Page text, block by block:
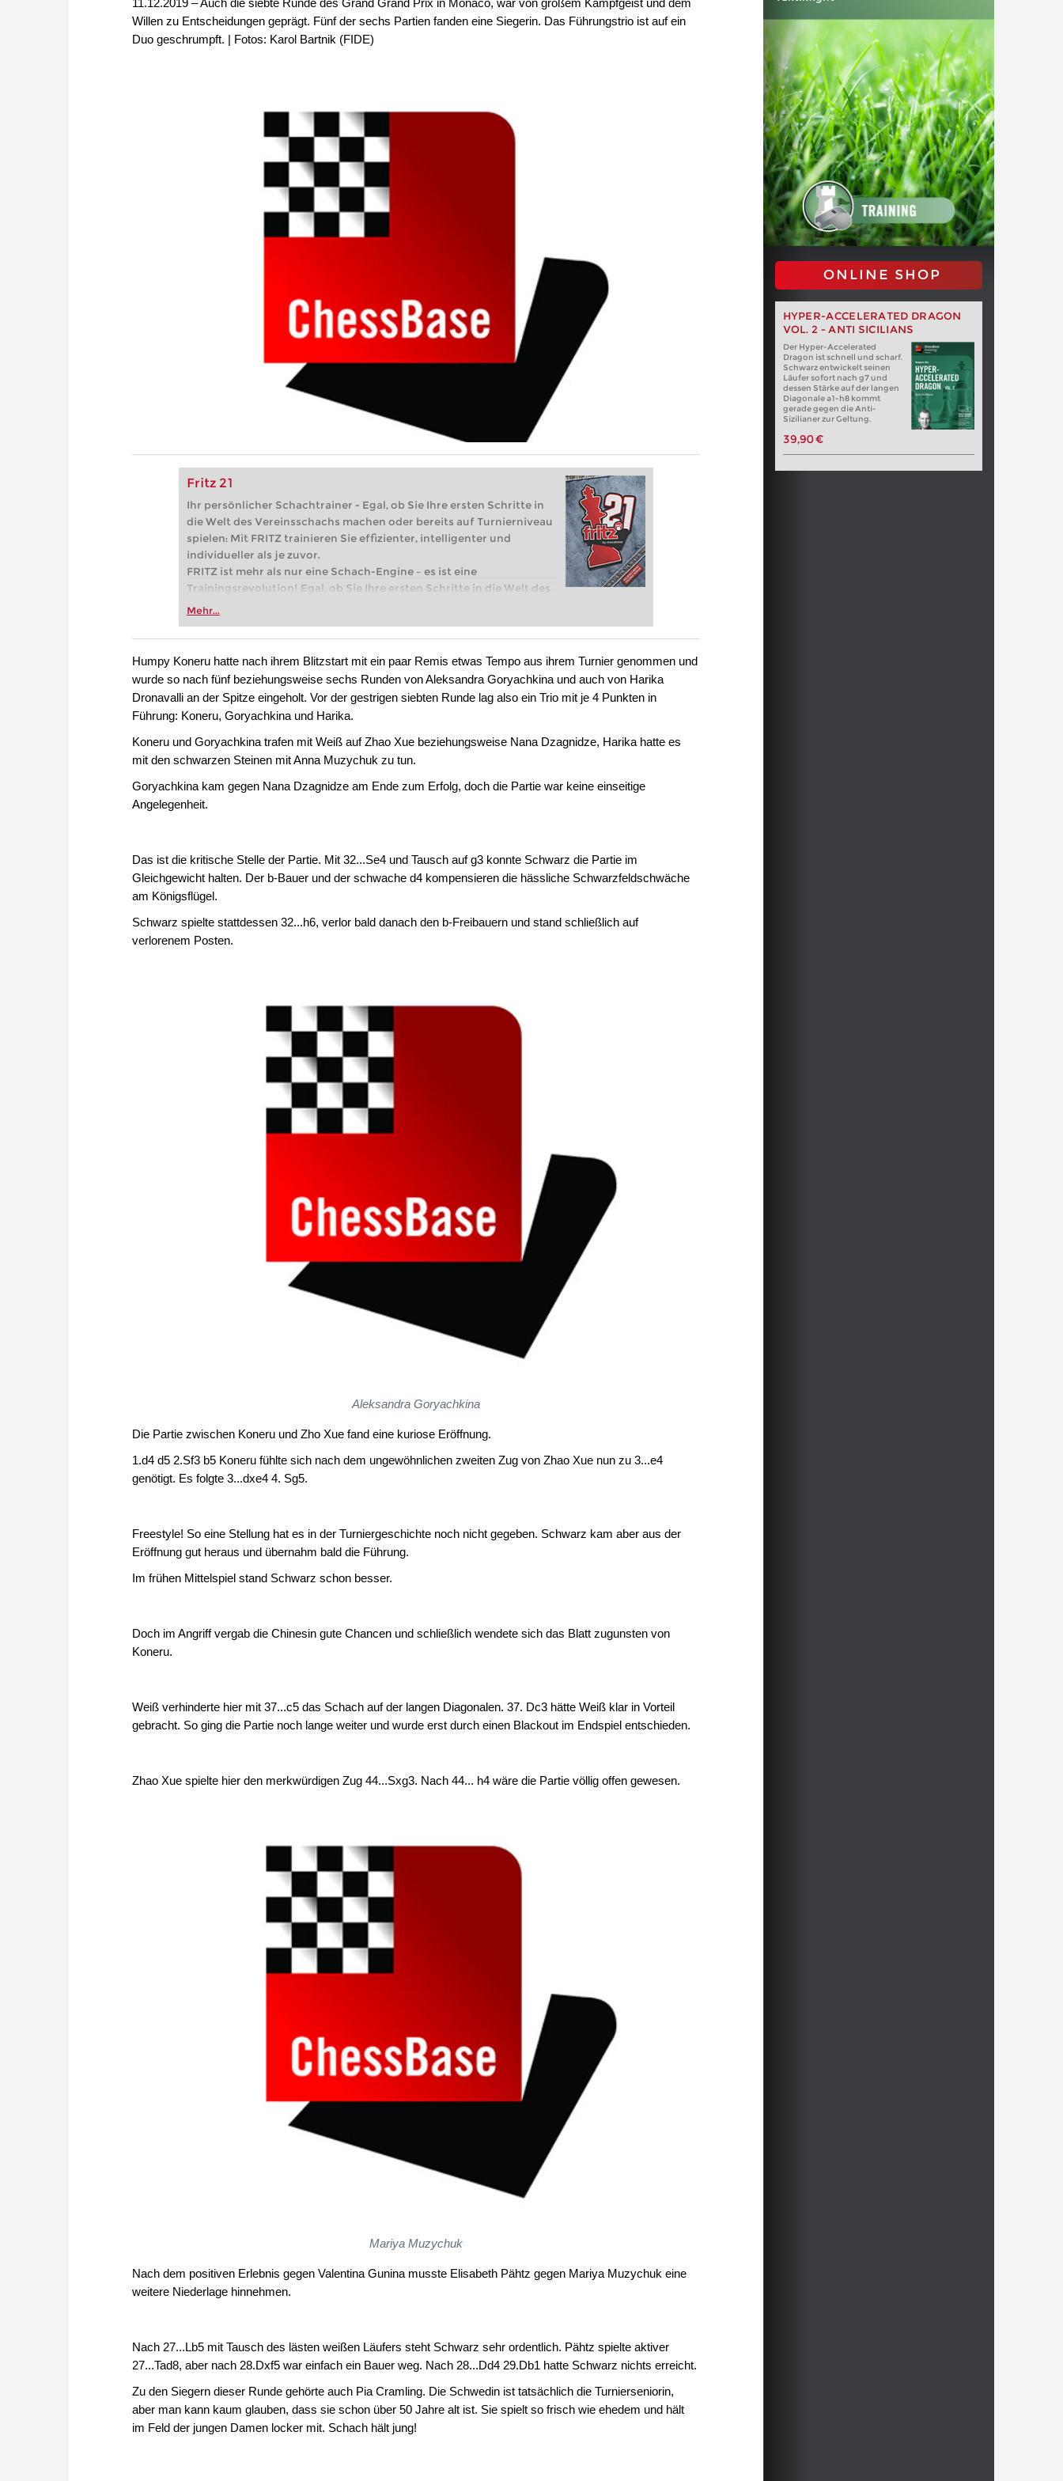
Willen zu Entscheidungen geprägt. Fünf der sechs Partien fanden eine Siegerin. Das Führungstrio ist auf ein
Duo geschrumpft. | Fotos: Karol Bartnik (FIDE)
Fritz 21
Ihr persönlicher Schachtrainer - Egal, ob Sie Ihre ersten Schritte in
die Welt des Vereinsschachs machen oder bereits auf Turnierniveau
spielen: Mit FRITZ trainieren Sie effizienter, intelligenter und
individueller als je zuvor.
FRITZ ist mehr als nur eine Schach-Engine – es ist eine
Trainingsrevolution! Egal, ob Sie Ihre ersten Schritte in die Welt des
Vereinsschachs machen oder bereits auf Turnierniveau spielen: Mit
zuvor.
Mehr...
ONLINE SHOP
HYPER-ACCELERATED DRAGON
VOL. 2 - ANTI SICILIANS
Der Hyper-Accelerated
Dragon ist schnell und scharf.
Schwarz entwickelt seinen
Läufer sofort nach g7 und
dessen Stärke auf der langen
Diagonale a1-h8 kommt
gerade gegen die Anti-
Sizilianer zur Geltung.
39,90 €
Humpy Koneru hatte nach ihrem Blitzstart mit ein paar Remis etwas Tempo aus ihrem Turnier genommen und
wurde so nach fünf beziehungsweise sechs Runden von Aleksandra Goryachkina und auch von Harika
Dronavalli an der Spitze eingeholt. Vor der gestrigen siebten Runde lag also ein Trio mit je 4 Punkten in
Führung: Koneru, Goryachkina und Harika.
Koneru und Goryachkina trafen mit Weiß auf Zhao Xue beziehungsweise Nana Dzagnidze, Harika hatte es
mit den schwarzen Steinen mit Anna Muzychuk zu tun.
Goryachkina kam gegen Nana Dzagnidze am Ende zum Erfolg, doch die Partie war keine einseitige
Angelegenheit.
Das ist die kritische Stelle der Partie. Mit 32...Se4 und Tausch auf g3 konnte Schwarz die Partie im
Gleichgewicht halten. Der b-Bauer und der schwache d4 kompensieren die hässliche Schwarzfeldschwäche
am Königsflügel.
Schwarz spielte stattdessen 32...h6, verlor bald danach den b-Freibauern und stand schließlich auf
verlorenem Posten.
Aleksandra Goryachkina
Die Partie zwischen Koneru und Zho Xue fand eine kuriose Eröffnung.
1.d4 d5 2.Sf3 b5 Koneru fühlte sich nach dem ungewöhnlichen zweiten Zug von Zhao Xue nun zu 3...e4
genötigt. Es folgte 3...dxe4 4. Sg5.
Freestyle! So eine Stellung hat es in der Turniergeschichte noch nicht gegeben. Schwarz kam aber aus der
Eröffnung gut heraus und übernahm bald die Führung.
Im frühen Mittelspiel stand Schwarz schon besser.
Doch im Angriff vergab die Chinesin gute Chancen und schließlich wendete sich das Blatt zugunsten von
Koneru.
Weiß verhinderte hier mit 37...c5 das Schach auf der langen Diagonalen. 37. Dc3 hätte Weiß klar in Vorteil
gebracht. So ging die Partie noch lange weiter und wurde erst durch einen Blackout im Endspiel entschieden.
Zhao Xue spielte hier den merkwürdigen Zug 44...Sxg3. Nach 44... h4 wäre die Partie völlig offen gewesen.
Mariya Muzychuk
Nach dem positiven Erlebnis gegen Valentina Gunina musste Elisabeth Pähtz gegen Mariya Muzychuk eine
weitere Niederlage hinnehmen.
Nach 27...Lb5 mit Tausch des lästen weißen Läufers steht Schwarz sehr ordentlich. Pähtz spielte aktiver
27...Tad8, aber nach 28.Dxf5 war einfach ein Bauer weg. Nach 28...Dd4 29.Db1 hatte Schwarz nichts erreicht.
Zu den Siegern dieser Runde gehörte auch Pia Cramling. Die Schwedin ist tatsächlich die Turnierseniorin,
aber man kann kaum glauben, dass sie schon über 50 Jahre alt ist. Sie spielt so frisch wie ehedem und hält
im Feld der jungen Damen locker mit. Schach hält jung!